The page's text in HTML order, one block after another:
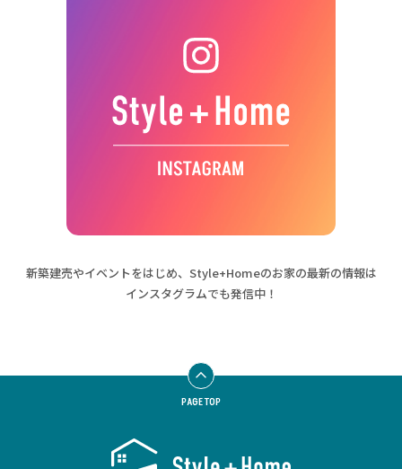
新築建売やイベントをはじめ、 Style+Homeのお家の最新の情報は
インスタグラムでも発信中！
PAGE TOP